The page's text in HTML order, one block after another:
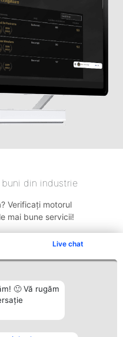
Live chat
🙂 Vă rugăm
din industrie
Verificați motorul
mai bune servicii!